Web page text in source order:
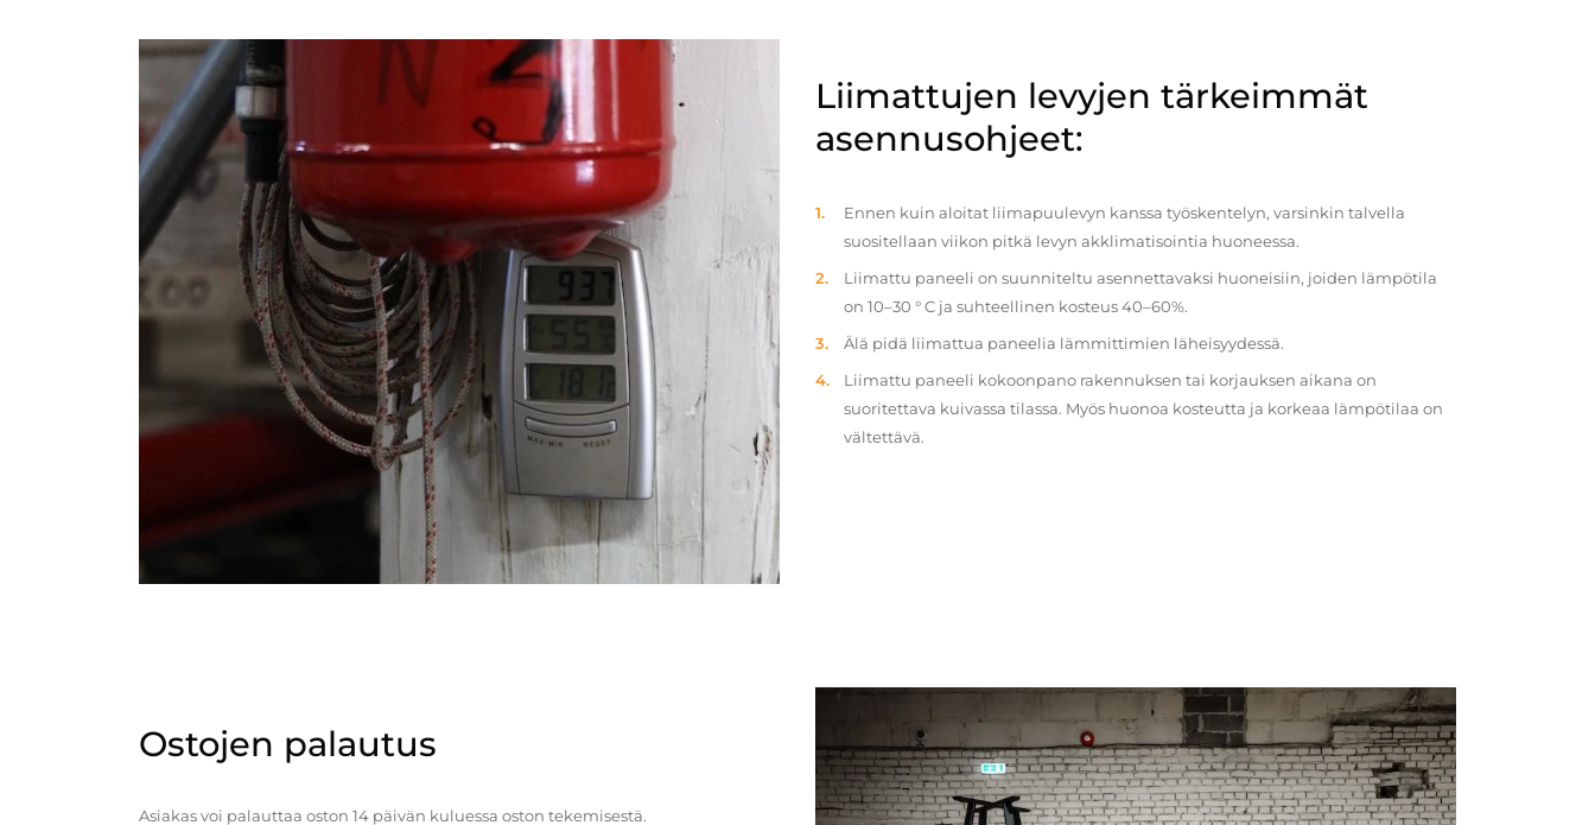
Liimattujen levyjen tärkeimmät
asennusohjeet:
Ennen kuin aloitat liimapuulevyn kanssa työskentelyn, varsinkin talvella
suositellaan viikon pitkä levyn akklimatisointia huoneessa.
Liimattu paneeli on suunniteltu asennettavaksi huoneisiin, joiden lämpötila
on 10–30 ° C ja suhteellinen kosteus 40–60%.
Älä pidä liimattua paneelia lämmittimien läheisyydessä.
Liimattu paneeli kokoonpano rakennuksen tai korjauksen aikana on
suoritettava kuivassa tilassa. Myös huonoa kosteutta ja korkeaa lämpötilaa on
vältettävä.
Ostojen palautus
Asiakas voi palauttaa oston 14 päivän kuluessa oston tekemisestä.